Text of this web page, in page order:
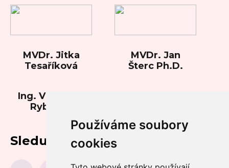
Používáme soubory
cookies
MVDr. Jitka
Tesaříková
MVDr. Jan
Šterc Ph.D.
Ing. Vladimíra
Rybková
Sledujte nás